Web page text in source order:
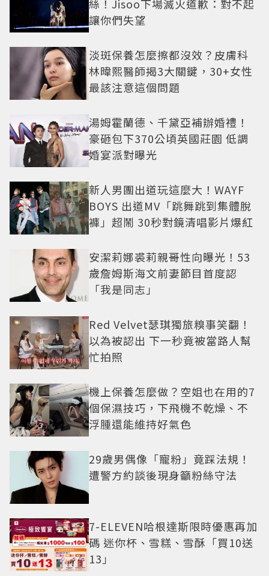
絲！Jisoo下場滅火道歉：對不起
讓你們失望
淡斑保養怎麼擦都沒效？皮膚科
林暐熙醫師揭3大關鍵，30+女性
最該注意這個問題
湯姆霍蘭德、千黛亞補辦婚禮！
豪砸包下370公頃英國莊園 低調
婚宴派對曝光
新人男團出道玩這麼大！WAYF
BOYS 出道MV「跳舞跳到集體脫
褲」超鬧 30秒對鏡清唱影片爆紅
安潔莉娜裘莉親哥性向曝光！53
歲詹姆斯海文前妻節目首度認
「我是同志」
Red Velvet瑟琪獨旅糗事笑翻！
以為被認出 下一秒竟被當路人幫
忙拍照
機上保養怎麼做？空姐也在用的7
個保濕技巧，下飛機不乾燥、不
浮腫還能維持好氣色
29歲男偶像「寵粉」竟踩法規！
遭警方約談後現身籲粉絲守法
7-ELEVEN哈根達斯限時優惠再加
碼 迷你杯、雪糕、雪酥「買10送
13」